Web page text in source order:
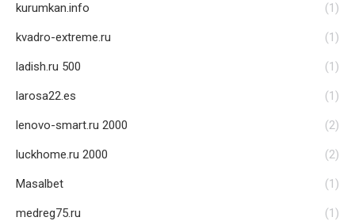
kurumkan.info (1)
kvadro-extreme.ru (1)
ladish.ru 500 (1)
larosa22.es (1)
lenovo-smart.ru 2000 (2)
luckhome.ru 2000 (2)
Masalbet (1)
medreg75.ru (1)